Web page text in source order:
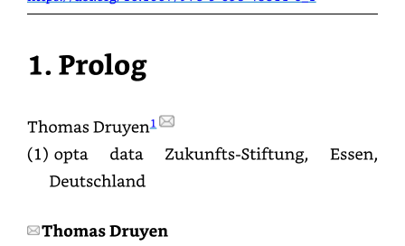
1. Prolog
Thomas Druyen1
(1) data Zukunfts- Stiftung, Essen,
Deutschland
Thomas Druyen